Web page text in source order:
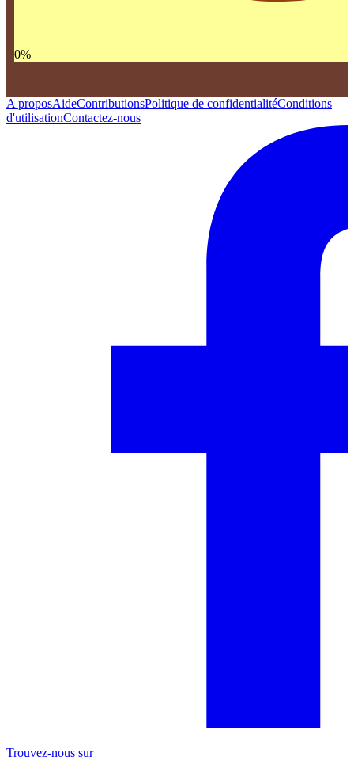
0%
A proposAideContributionsPolitique de confidentialitéConditions
d'utilisationContactez-nous
Trouvez-nous sur